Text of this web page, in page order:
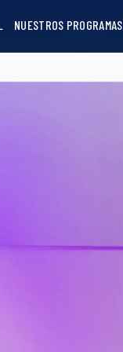
NUESTROS PROGRAMAS